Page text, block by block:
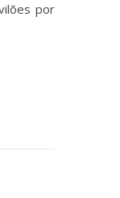
por